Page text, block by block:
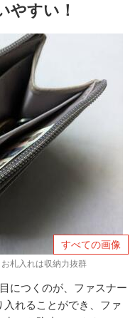
やすい！
すべての画像
札入れは収納力抜群
につくのが、ファスナー
れることができ、ファ